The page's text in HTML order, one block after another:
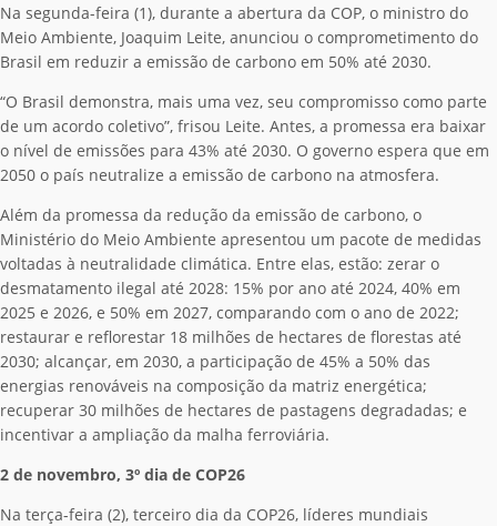
Na segunda-feira (1), durante a abertura da COP, o ministro do
Meio Ambiente, Joaquim Leite, anunciou o comprometimento do
Brasil em reduzir a emissão de carbono em 50% até 2030.
“O Brasil demonstra, mais uma vez, seu compromisso como parte
de um acordo coletivo”, frisou Leite. Antes, a promessa era baixar
o nível de emissões para 43% até 2030. O governo espera que em
2050 o país neutralize a emissão de carbono na atmosfera.
Além da promessa da redução da emissão de carbono, o
Ministério do Meio Ambiente apresentou um pacote de medidas
voltadas à neutralidade climática. Entre elas, estão: zerar o
desmatamento ilegal até 2028: 15% por ano até 2024, 40% em
2025 e 2026, e 50% em 2027, comparando com o ano de 2022;
restaurar e reflorestar 18 milhões de hectares de florestas até
2030; alcançar, em 2030, a participação de 45% a 50% das
energias renováveis na composição da matriz energética;
recuperar 30 milhões de hectares de pastagens degradadas; e
incentivar a ampliação da malha ferroviária.
2 de novembro, 3º dia de COP26
Na terça-feira (2), terceiro dia da COP26, líderes mundiais